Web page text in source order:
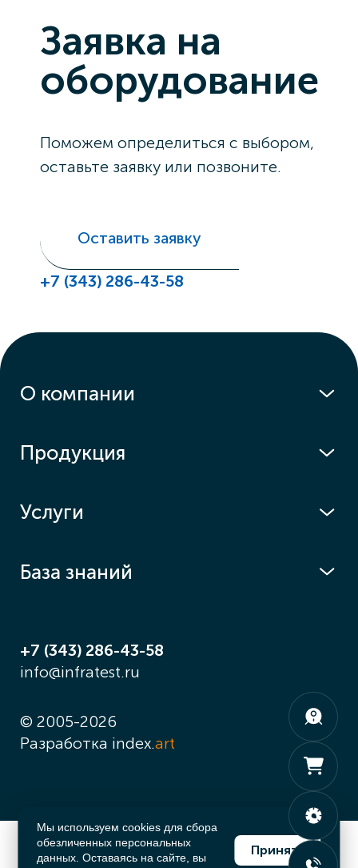
Заявка на
оборудование
Поможем определиться с выбором,
оставьте заявку или позвоните.
Оставить заявку
+7 (343) 286-43-58
О компании
Продукция
Услуги
База знаний
+7 (343) 286-43-58
info@infratest.ru
© 2005-2026
Разработка index.art
Мы используем cookies для сбора
обезличенных персональных
данных. Оставаясь на сайте, вы
Принять